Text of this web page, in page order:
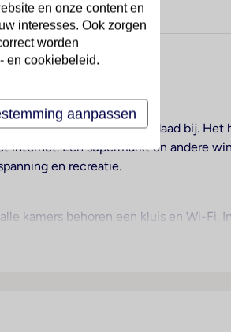
Bird Island
de gasten met raad en daad bij.
internet. Een supermarkt en andere
en recreatie.
kamers behoren een kluis en Wi-Fi.
en onze content en
interesses. Ook zorgen
worden
en cookiebeleid.
aanpassen